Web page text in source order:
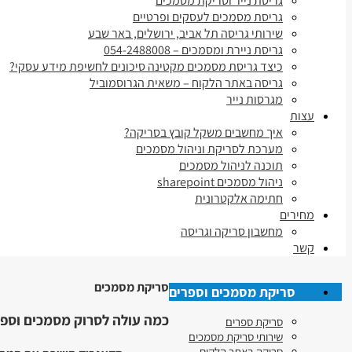
גריסת מסמכים לעסקים ופרטיים
שירותי גריסה תל אביב, ירושלים, באר שבע
גריסת ניירת ומסמכים – 054-2488008
כיצד גריסת מסמכים מקטינה סיכונים לחשיפת מידע עסקי?
גריסה באתר הלקוח – משאית הגרוסמוביל
מגרסות נייר
עצות
איך מחשבים משקל קובץ בסריקה?
מערכת לסריקת וניהול מסמכים
תוכנה לניהול מסמכים
ניהול מסמכים sharepoint
חתימה אלקטרונית
מחירים
מחשבון סריקה וגריסה
קשר
סריקת מסמכים
כמה עולה לסרוק מסמכים
סריקת מסמכים וספרים
סריקת ספרים
שירותי סריקת מסמכים